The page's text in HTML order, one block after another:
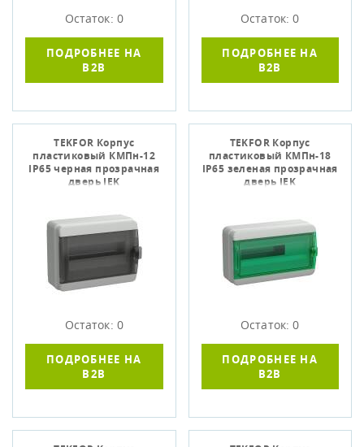
Остаток: 0
ПОДРОБНЕЕ НА
B2B
Остаток: 0
ПОДРОБНЕЕ НА
B2B
TEKFOR Корпус
пластиковый КМПн-12
IP65 черная прозрачная
дверь IEK
Остаток: 0
ПОДРОБНЕЕ НА
B2B
TEKFOR Корпус
пластиковый КМПн-18
IP65 зеленая прозрачная
дверь IEK
Остаток: 0
ПОДРОБНЕЕ НА
B2B